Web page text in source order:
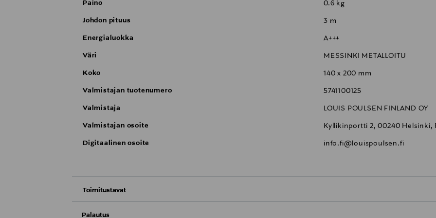
Paino 0.6 kg
Johdon pituus 3 m
Energialuokka A+++
Väri MESSINKI METALLOITU
Koko 140 x 200 mm
Valmistajan tuotenumero 5741100125
Valmistaja LOUIS POULSEN FINLAND OY
Valmistajan osoite Kyllikinportti 2, 00240 Helsinki,
Digitaalinen osoite info.fi@louispoulsen.fi
Toimitustavat
Palautus